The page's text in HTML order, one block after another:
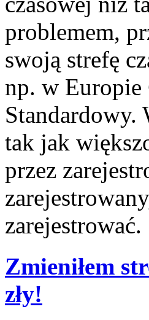
problemem,
swoją strefę
np. w Europie
Standardowy.
tak jak
przez
zarejestrować.
Zmieniłem
zły!